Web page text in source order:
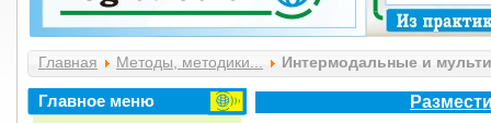
Главная Методы, методики... Интермодальные и
Главное меню